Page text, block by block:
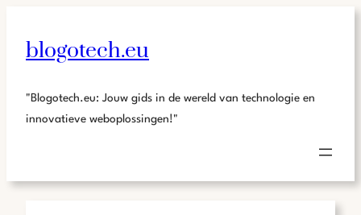
blogotech.eu
"Blogotech.eu: Jouw gids in de wereld van technologie en
innovatieve weboplossingen!"